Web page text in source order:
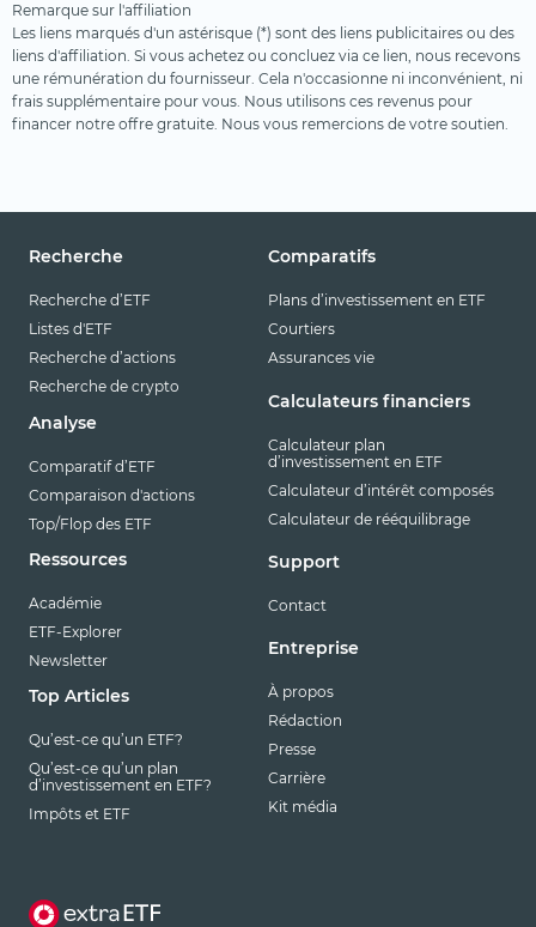
Remarque sur l'affiliation
Les liens marqués d'un astérisque (*) sont des liens publicitaires ou des
liens d'affiliation. Si vous achetez ou concluez via ce lien, nous recevons
une rémunération du fournisseur. Cela n'occasionne ni inconvénient, ni
frais supplémentaire pour vous. Nous utilisons ces revenus pour
financer notre offre gratuite. Nous vous remercions de votre soutien.
Recherche
Recherche d’ETF
Listes d'ETF
Recherche d’actions
Recherche de crypto
Analyse
Comparatif d’ETF
Comparaison d'actions
Top/Flop des ETF
Ressources
Académie
ETF-Explorer
Newsletter
Top Articles
Qu’est-ce qu’un ETF?
Qu’est-ce qu’un plan
d’investissement en ETF?
Impôts et ETF
Comparatifs
Plans d’investissement en ETF
Courtiers
Assurances vie
Calculateurs financiers
Calculateur plan
d’investissement en ETF
Calculateur d’intérêt composés
Calculateur de rééquilibrage
Support
Contact
Entreprise
À propos
Rédaction
Presse
Carrière
Kit média